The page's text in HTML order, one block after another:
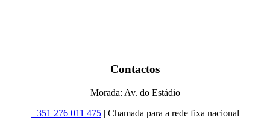
Contactos
Morada: Av. do Estádio
+351 276 011 475| Chamada para a rede fixa nacional